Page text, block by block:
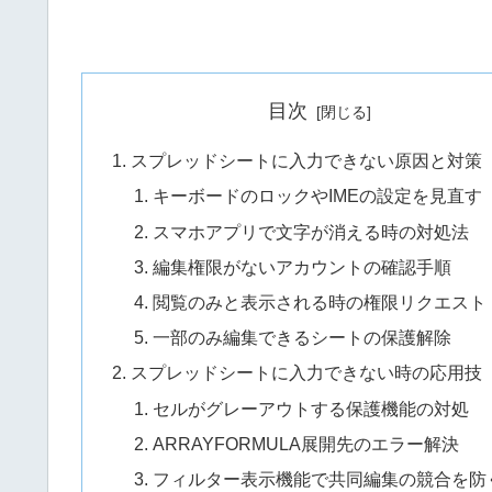
目次
スプレッドシートに入力できない原因と対策
キーボードのロックやIMEの設定を見直す
スマホアプリで文字が消える時の対処法
編集権限がないアカウントの確認手順
閲覧のみと表示される時の権限リクエスト
一部のみ編集できるシートの保護解除
スプレッドシートに入力できない時の応用技
セルがグレーアウトする保護機能の対処
ARRAYFORMULA展開先のエラー解決
フィルター表示機能で共同編集の競合を防